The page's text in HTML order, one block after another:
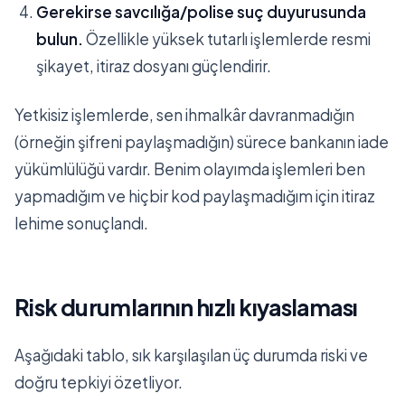
Gerekirse savcılığa/polise suç duyurusunda
bulun. Özellikle yüksek tutarlı işlemlerde resmi
şikayet, itiraz dosyanı güçlendirir.
Yetkisiz işlemlerde, sen ihmalkâr davranmadığın
(örneğin şifreni paylaşmadığın) sürece bankanın iade
yükümlülüğü vardır. Benim olayımda işlemleri ben
yapmadığım ve hiçbir kod paylaşmadığım için itiraz
lehime sonuçlandı.
Risk durumlarının hızlı kıyaslaması
Aşağıdaki tablo, sık karşılaşılan üç durumda riski ve
doğru tepkiyi özetliyor.